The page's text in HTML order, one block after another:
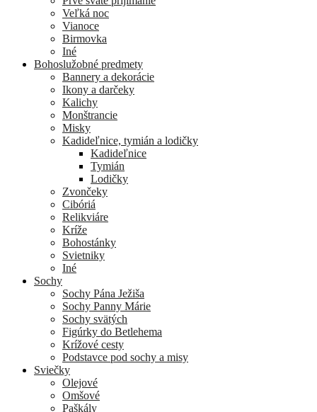
Veľká noc
Vianoce
Birmovka
Iné
Bohoslužobné predmety
Bannery a dekorácie
Ikony a darčeky
Kalichy
Monštrancie
Misky
Kadideľnice, tymián a lodičky
Kadideľnice
Tymián
Lodičky
Zvončeky
Cibóriá
Relikviáre
Kríže
Bohostánky
Svietniky
Iné
Sochy
Sochy Pána Ježiša
Sochy Panny Márie
Sochy svätých
Figúrky do Betlehema
Krížové cesty
Podstavce pod sochy a misy
Sviečky
Olejové
Omšové
Paškály